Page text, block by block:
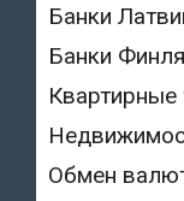
Банки
Банки
Обмен